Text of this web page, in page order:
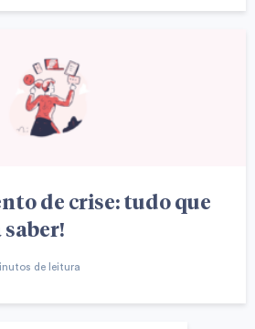
de crise: tudo que
saber!
de leitura